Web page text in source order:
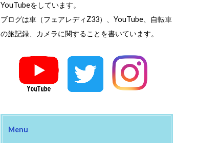
YouTubeをしています。
ブログは車（フェアレディZ33）、YouTube、自転車
の旅記録、カメラに関することを書いています。
Menu